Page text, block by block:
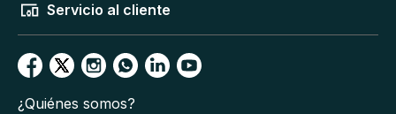
Servicio al cliente
¿Quiénes somos?